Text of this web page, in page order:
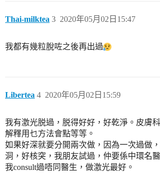
Thai-milktea 2020年05月02日15:47
3
我都有幾粒脫咗之後再出過
Libertea 2020年05月02日15:59
4
我有激光脱過，脱得好好，好乾淨。皮膚
解釋用乜方法會點等等。
如果好深就要分開兩次做，因為一次過做
洞，好核突，我朋友試過，仲要係中環名醫
我consult過唔同醫生，做激光最好。